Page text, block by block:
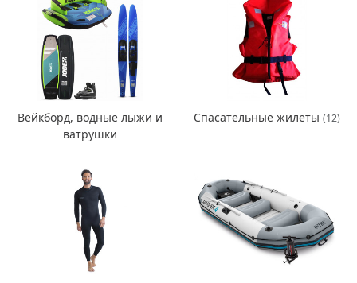
Вейкборд, водные лыжи и
ватрушки
Спасательные жилеты (12)